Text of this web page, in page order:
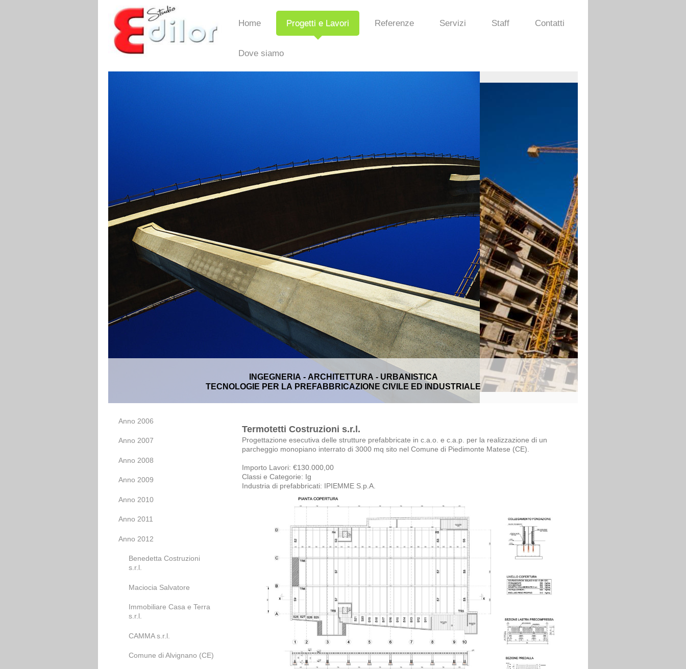
Home Progetti e Lavori Referenze Servizi Staff Contatti
Dove siamo
INGEGNERIA - ARCHITETTURA - URBANISTICA
TECNOLOGIE PER LA PREFABBRICAZIONE CIVILE ED INDUSTRIALE
Termotetti Costruzioni s.r.l.
Progettazione esecutiva delle strutture prefabbricate in c.a.o. e c.a.p. per la realizzazione di un
parcheggio monopiano interrato di 3000 mq sito nel Comune di Piedimonte Matese (CE).
Importo Lavori: €130.000,00
Classi e Categorie: Ig
Industria di prefabbricati: IPIEMME S.p.A.
Anno 2006
Anno 2007
Anno 2008
Anno 2009
Anno 2010
Anno 2011
Anno 2012
Benedetta Costruzioni
s.r.l.
Maciocia Salvatore
Immobiliare Casa e Terra
s.r.l.
CAMMA s.r.l.
Comune di Alvignano (CE)